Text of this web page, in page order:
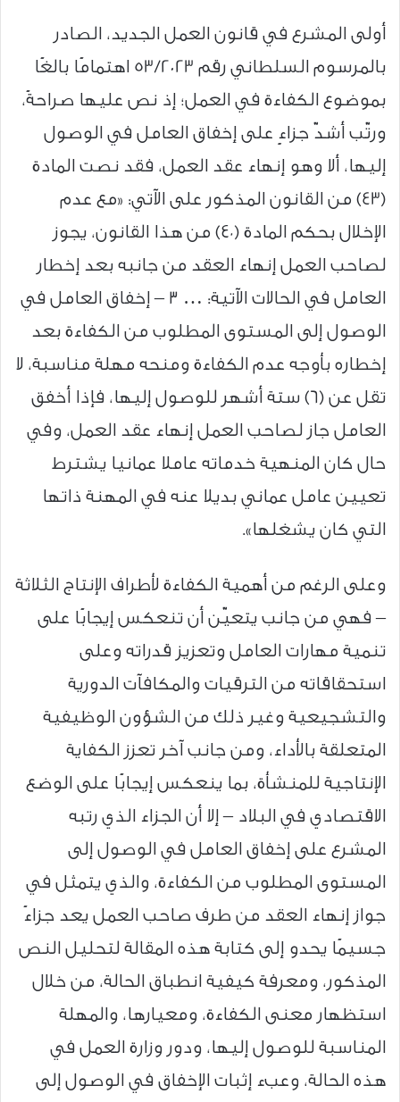
أولى المشرع في قانون العمل الجديد، الصادر
بالمرسوم السلطاني رقم 53/2023 اهتمامًا بالغًا
بموضوع الكفاءة في العمل؛ إذ نص عليها صراحةً،
ورتّب أشدّ جزاءٍ على إخفاق العامل في الوصول
إليها، ألا وهو إنهاء عقد العمل، فقد نصت المادة
(43) من القانون المذكور على الآتي: «مع عدم
الإخلال بحكم المادة (٤٠) من هذا القانون، يجوز
لصاحب العمل إنهاء العقد من جانبه بعد إخطار
العامل في الحالات الآتية: … ٣ – إخفاق العامل في
الوصول إلى المستوى المطلوب من الكفاءة بعد
إخطاره بأوجه عدم الكفاءة ومنحه مهلة مناسبة، لا
تقل عن (٦) ستة أشهر للوصول إليها، فإذا أخفق
العامل جاز لصاحب العمل إنهاء عقد العمل، وفي
حال كان المنهية خدماته عاملا عمانيا يشترط
تعيين عامل عماني بديلا عنه في المهنة ذاتها
التي كان يشغلها».
وعلى الرغم من أهمية الكفاءة لأطراف الإنتاج الثلاثة
– فهي من جانب يتعيّن أن تنعكس إيجابًا على
تنمية مهارات العامل وتعزيز قدراته وعلى
استحقاقاته من الترقيات والمكافآت الدورية
والتشجيعية وغير ذلك من الشؤون الوظيفية
المتعلقة بالأداء، ومن جانب آخر تعزز الكفاية
الإنتاجية للمنشأة، بما ينعكس إيجابًا على الوضع
الاقتصادي في البلاد – إلا أن الجزاء الذي رتبه
المشرع على إخفاق العامل في الوصول إلى
المستوى المطلوب من الكفاءة، والذي يتمثل في
جواز إنهاء العقد من طرف صاحب العمل يعد جزاءً
جسيمًا يحدو إلى كتابة هذه المقالة لتحليل النص
المذكور، ومعرفة كيفية انطباق الحالة، من خلال
استظهار معنى الكفاءة، ومعيارها، والمهلة
المناسبة للوصول إليها، ودور وزارة العمل في
هذه الحالة، وعبء إثبات الإخفاق في الوصول إلى